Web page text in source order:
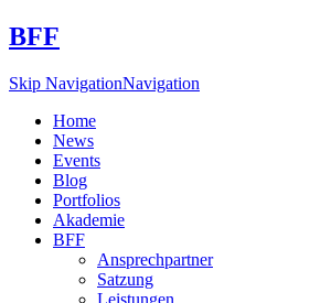
BFF
Skip NavigationNavigation
Home
News
Events
Blog
Portfolios
Akademie
BFF
Ansprechpartner
Satzung
Leistungen